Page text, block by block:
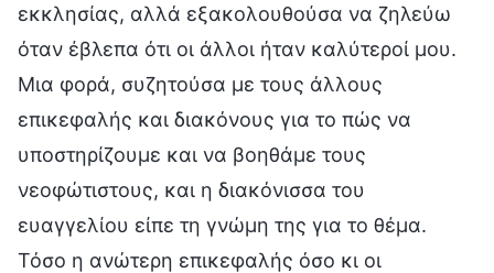
εκκλησίας, αλλά εξακολουθούσα να ζηλεύω
όταν έβλεπα ότι οι άλλοι ήταν καλύτεροί μου.
Μια φορά, συζητούσα με τους άλλους
επικεφαλής και διακόνους για το πώς να
υποστηρίζουμε και να βοηθάμε τους
νεοφώτιστους, και η διακόνισσα του
ευαγγελίου είπε τη γνώμη της για το θέμα.
Τόσο η ανώτερη επικεφαλής όσο κι οι